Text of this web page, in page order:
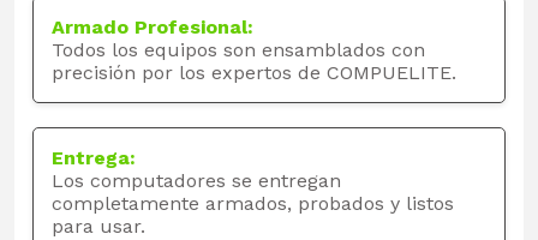
Armado Profesional:
Todos los equipos son ensamblados con
precisión por los expertos de COMPUELITE.
Entrega:
Los computadores se entregan
completamente armados, probados y listos
para usar.